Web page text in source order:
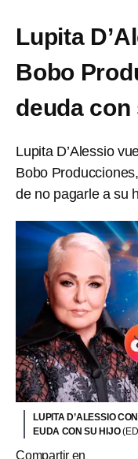
Lupita
Bobo
deuda con
Lupita D’Alessio
Bobo
de no pagarle a su
LUPITA D’ALESSIO
EUDA CON SU HIJO
Compartir en